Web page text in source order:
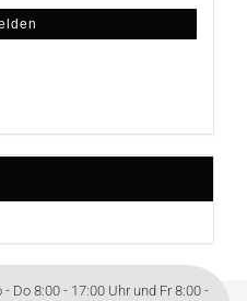
8:00 - 17:00 Uhr und Fr 8:00 -